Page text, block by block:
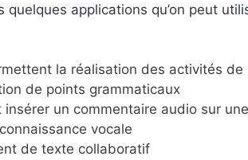
applications qu’on peut
la réalisation des activités de
de points grammaticaux
un commentaire audio sur
vocale
de texte collaboratif